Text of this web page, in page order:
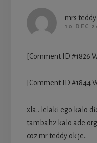
mrs teddy
10 DEC
[Comment ID #1826
[Comment ID #1844
xla.. lelaki ego kalo
tambah2 kalo ade
coz mr teddy ok je..